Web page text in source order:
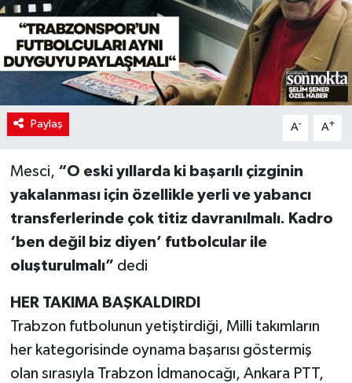
Paylaş A- A+
Mesci, “O eski yıllarda ki başarılı çizginin
yakalanması için özellikle yerli ve yabancı
transferlerinde çok titiz davranılmalı. Kadro
‘ben değil biz diyen’ futbolcular ile
oluşturulmalı” dedi
HER TAKIMA BAŞKALDIRDI
Trabzon futbolunun yetiştirdiği, Milli takımların
her kategorisinde oynama başarısı göstermiş
olan sırasıyla Trabzon İdmanocağı, Ankara PTT,